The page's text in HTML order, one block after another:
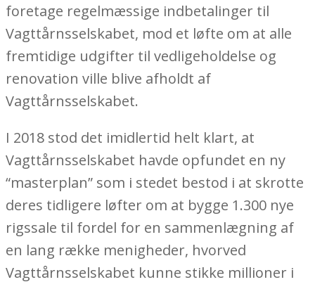
foretage regelmæssige indbetalinger til
Vagttårnsselskabet, mod et løfte om at alle
fremtidige udgifter til vedligeholdelse og
renovation ville blive afholdt af
Vagttårnsselskabet.
I 2018 stod det imidlertid helt klart, at
Vagttårnsselskabet havde opfundet en ny
“masterplan” som i stedet bestod i at skrotte
deres tidligere løfter om at bygge 1.300 nye
rigssale til fordel for en sammenlægning af
en lang række menigheder, hvorved
Vagttårnsselskabet kunne stikke millioner i